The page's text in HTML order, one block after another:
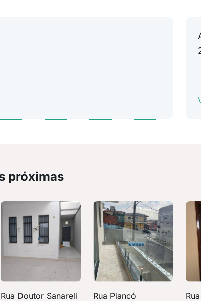
próximas
Rua Doutor Sanareli Rua Piancó